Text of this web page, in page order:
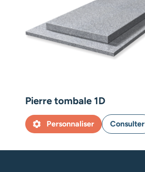
Pierre tombale 1D
Personnaliser Consulter